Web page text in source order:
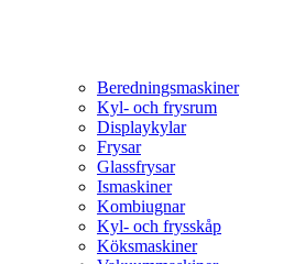
Beredningsmaskiner
Kyl- och frysrum
Displaykylar
Frysar
Glassfrysar
Ismaskiner
Kombiugnar
Kyl- och frysskåp
Köksmaskiner